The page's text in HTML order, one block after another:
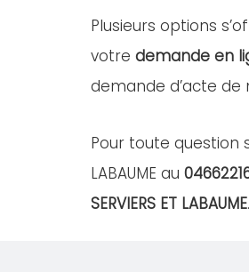
Plusieurs options
votre demande en
demande d’acte de
Pour toute question
LABAUME au
SERVIERS ET LABAUME.